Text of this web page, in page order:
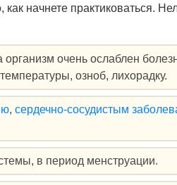
начнете практиковаться.
организм очень ослаблен
озноб, лихорадку.
, сердечно-сосудистым
в период менструации.